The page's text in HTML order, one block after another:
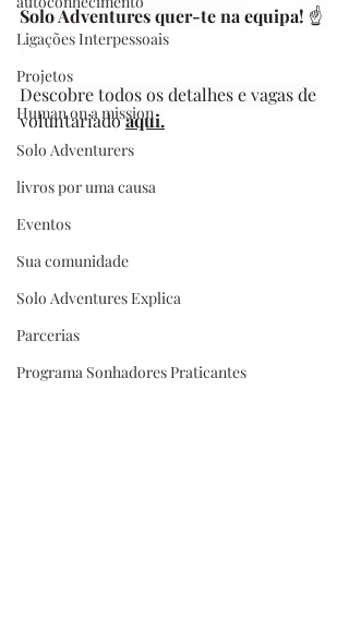
Ligações Interpessoais
Projetos
Human on a mission
Solo Adventurers
livros por uma causa
Eventos
Sua comunidade
Solo Adventures Explica
Parcerias
Programa Sonhadores Praticantes
Solo Adventures quer-te na equipa! ☝️
Descobre todos os detalhes e vagas de
voluntariadoaqui.